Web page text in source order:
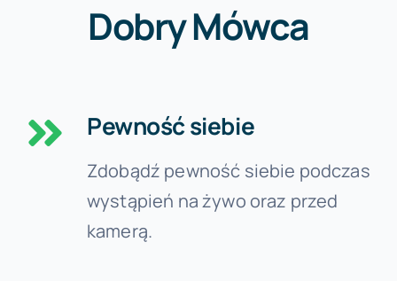
Dobry Mówca
Pewność siebie
Zdobądź pewność siebie podczas
wystąpień na żywo oraz przed
kamerą.